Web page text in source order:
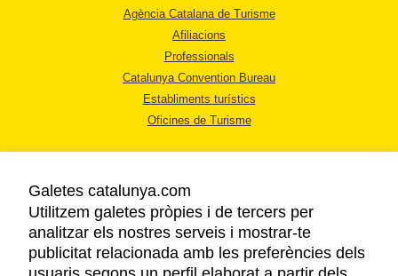
Agència Catalana de Turisme
Afiliacions
Professionals
Catalunya Convention Bureau
Establiments turístics
Oficines de Turisme
AVÍS LEGAL
POLÍTICA DE PRIVACITAT
Galetes catalunya.com
Utilitzem galetes pròpies i de tercers per
analitzar els nostres serveis i mostrar-te
publicitat relacionada amb les preferències dels